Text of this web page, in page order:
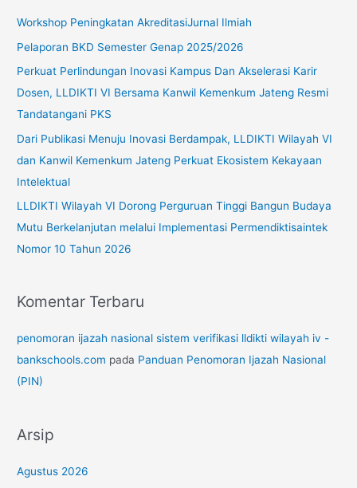
u
k
:
Workshop Peningkatan AkreditasiJurnal Ilmiah
Pelaporan BKD Semester Genap 2025/2026
Perkuat Perlindungan Inovasi Kampus Dan Akselerasi Karir
Dosen, LLDIKTI VI Bersama Kanwil Kemenkum Jateng Resmi
Tandatangani PKS
Dari Publikasi Menuju Inovasi Berdampak, LLDIKTI Wilayah VI
dan Kanwil Kemenkum Jateng Perkuat Ekosistem Kekayaan
Intelektual
LLDIKTI Wilayah VI Dorong Perguruan Tinggi Bangun Budaya
Mutu Berkelanjutan melalui Implementasi Permendiktisaintek
Nomor 10 Tahun 2026
Komentar Terbaru
penomoran ijazah nasional sistem verifikasi lldikti wilayah iv -
bankschools.com pada Panduan Penomoran Ijazah Nasional
(PIN)
Arsip
Agustus 2026